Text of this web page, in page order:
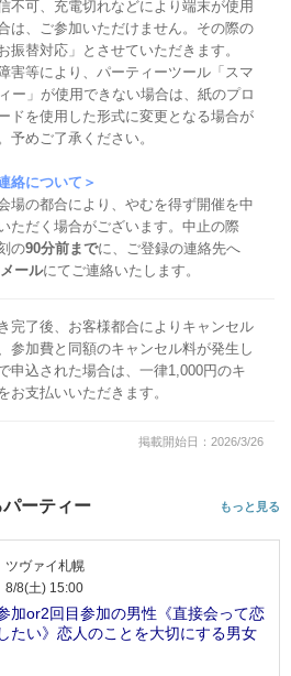
不可、充電切れなどにより端末が使用
は、ご参加いただけません。その際の
振替対応」とさせていただきます。
害等により、パーティーツール「スマ
ー」が使用できない場合は、紙のプロ
ドを使用した形式に変更となる場合が
予めご了承ください。
絡について＞
場の都合により、やむを得ず開催を中
ただく場合がございます。中止の際
の90分前までに、ご登録の連絡先へ
ールにてご連絡いたします。
完了後、お客様都合によりキャンセル
参加費と同額のキャンセル料が発生し
申込された場合は、一律1,000円のキ
お支払いいただきます。
掲載開始日：2026/3/26
ーティー もっと見る
ツヴァイ札幌
8/8(土) 15:00
加or2回目参加の男性《直接会って恋
たい》恋人のことを大切にする男女